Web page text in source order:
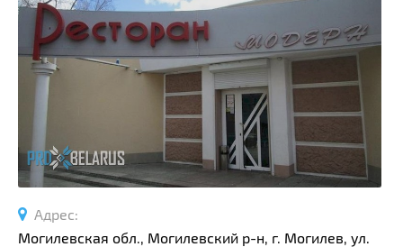
Адрес:
Могилевская обл., Могилевский р-н, г. Могилев, ул.